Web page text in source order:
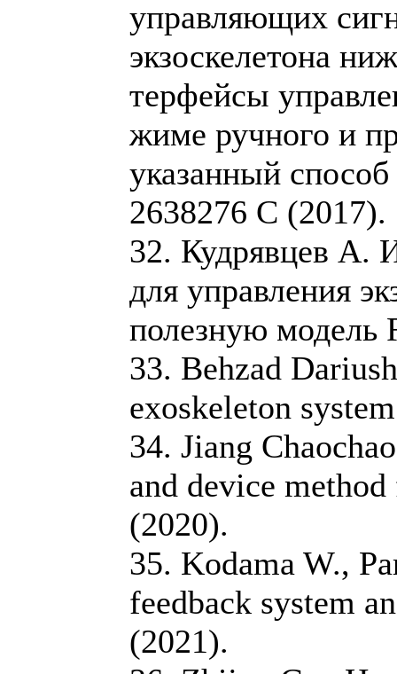
управляющих
экзоскелетона
терфейсы
жиме ручного и
указанный
2638276 C (2017).
32. Кудрявцев А.
для управления
полезную модель
33. Behzad
exoskeleton
34. Jiang
and device
(2020).
35. Kodama W.,
feedback system
(2021).